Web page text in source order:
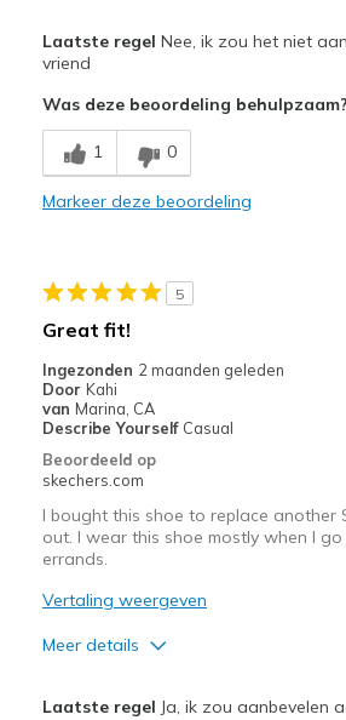
Attractive Design
Stylish
Minpunten
Need Break In
Beste toepassingen
Casual Wear
Travel
Width
Feels too narrow
Sizing
View On Shoes
Laatste regel Nee, ik zou het niet
vriend
Was deze beoordeling behulpzaam?
1 0
Markeer deze beoordeling
5
Great fit!
Ingezonden 2 maanden geleden
Door Kahi
van Marina, CA
Describe Yourself Casual
Beoordeeld op
skechers.com
I bought this shoe to replace another
out. I wear this shoe mostly when I
errands.
Vertaling weergeven
Meer details
Laatste regel Ja, ik zou aanbevelen